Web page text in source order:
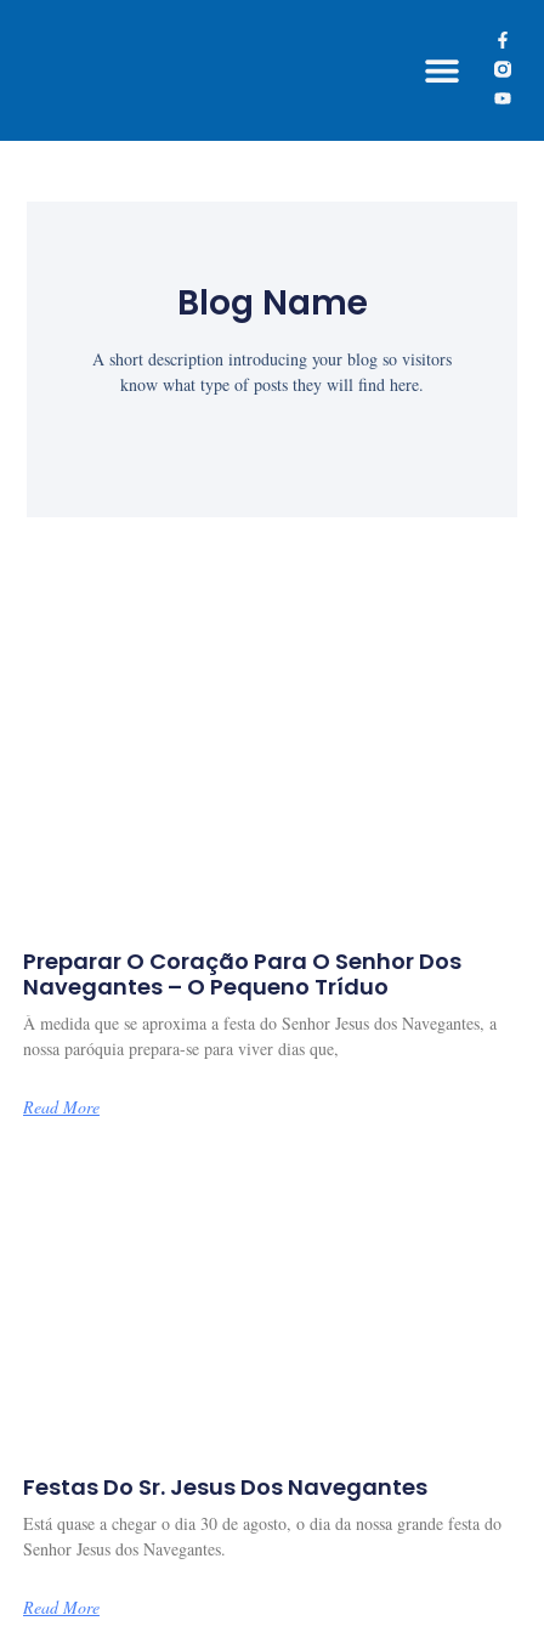
Blog Name
A short description introducing your blog so visitors
know what type of posts they will find here.
Preparar O Coração Para O Senhor Dos
Navegantes – O Pequeno Tríduo
À medida que se aproxima a festa do Senhor Jesus dos Navegantes, a
nossa paróquia prepara-se para viver dias que,
Read More
Festas Do Sr. Jesus Dos Navegantes
Está quase a chegar o dia 30 de agosto, o dia da nossa grande festa do
Senhor Jesus dos Navegantes.
Read More